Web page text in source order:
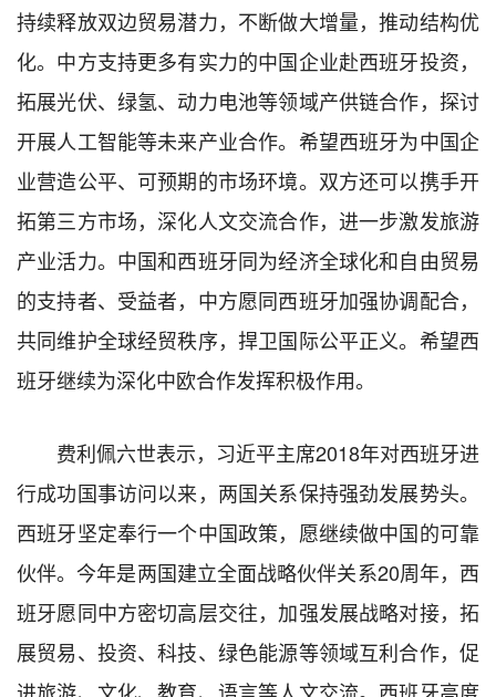
持续释放双边贸易潜力，不断做大增量，推动结构优
化。中方支持更多有实力的中国企业赴西班牙投资，
拓展光伏、绿氢、动力电池等领域产供链合作，探讨
开展人工智能等未来产业合作。希望西班牙为中国企
业营造公平、可预期的市场环境。双方还可以携手开
拓第三方市场，深化人文交流合作，进一步激发旅游
产业活力。中国和西班牙同为经济全球化和自由贸易
的支持者、受益者，中方愿同西班牙加强协调配合，
共同维护全球经贸秩序，捍卫国际公平正义。希望西
班牙继续为深化中欧合作发挥积极作用。
费利佩六世表示，习近平主席2018年对西班牙进
行成功国事访问以来，两国关系保持强劲发展势头。
西班牙坚定奉行一个中国政策，愿继续做中国的可靠
伙伴。今年是两国建立全面战略伙伴关系20周年，西
班牙愿同中方密切高层交往，加强发展战略对接，拓
展贸易、投资、科技、绿色能源等领域互利合作，促